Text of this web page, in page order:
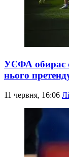
УЄФА обирає
нього
11 червня, 16:06